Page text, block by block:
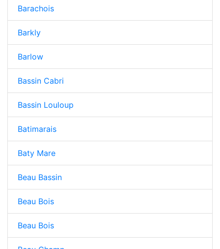
Barachois
Barkly
Barlow
Bassin Cabri
Bassin Louloup
Batimarais
Baty Mare
Beau Bassin
Beau Bois
Beau Bois